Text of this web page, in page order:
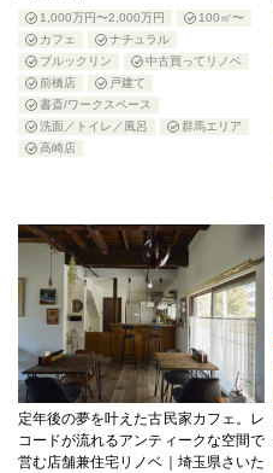
1,000万円〜2,000万円
100㎡〜
カフェ
ナチュラル
ブルックリン
中古買ってリノベ
前橋店
戸建て
書斎/ワークスペース
洗面／トイレ／風呂
群馬エリア
高崎店
定年後の夢を叶えた古民家カフェ。レ
コードが流れるアンティークな空間で
営む店舗兼住宅リノベ｜埼玉県さいた